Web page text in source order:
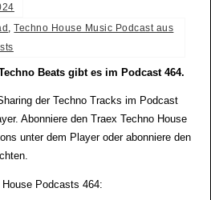
,Techno House Music Podcast aus
Beats gibt es im Podcast 464.
der Techno Tracks im Podcast
Abonniere den Traex Techno House
unter dem Player oder abonniere den
Podcasts 464: